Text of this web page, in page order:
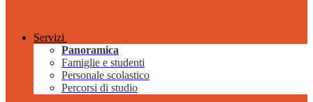
Servizi
Panoramica
Famiglie e studenti
Personale scolastico
Percorsi di studio